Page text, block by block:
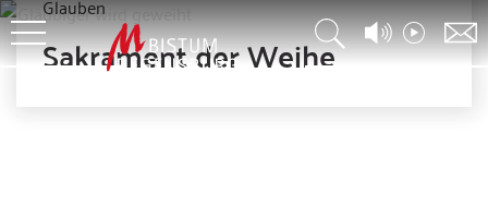
Glauben
Sakrament der Weihetitle (wo ist copyright?)